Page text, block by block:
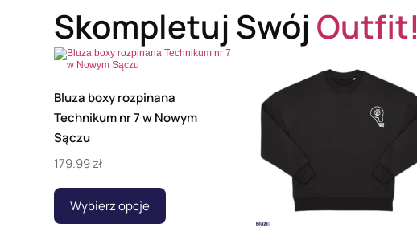
Skompletuj Swój Outfit!
Bluza boxy rozpinana
Technikum nr 7 w Nowym
Sączu
179.99zł
Wybierz opcje